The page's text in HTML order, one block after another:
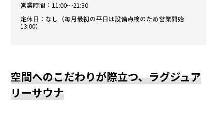
営業時間：11:00〜21:30
定休日：なし（毎月最初の平日は設備点検のため営業開始
13:00）
空間へのこだわりが際立つ、ラグジュア
リーサウナ